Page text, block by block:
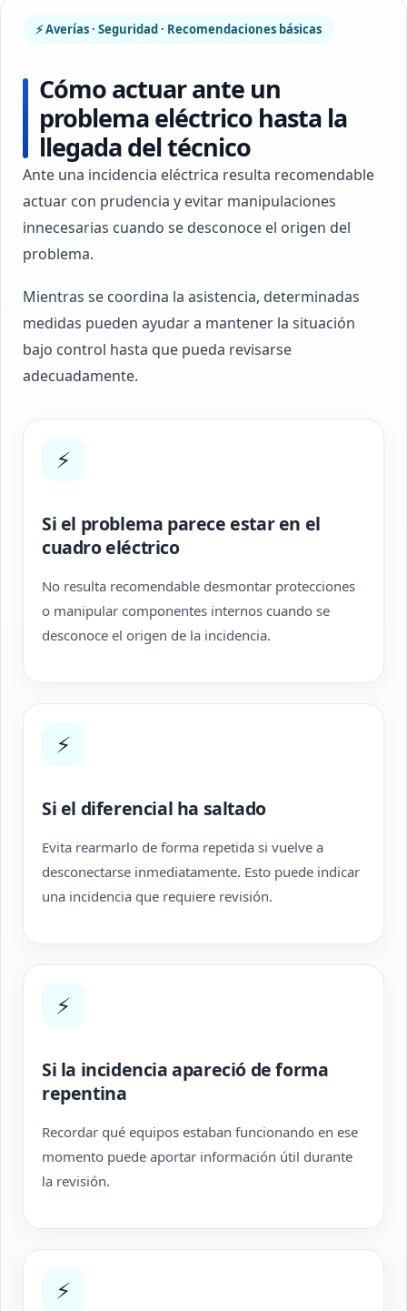
⚡ Averías · Seguridad · Recomendaciones básicas
Cómo actuar ante un
problema eléctrico hasta la
llegada del técnico
Ante una incidencia eléctrica resulta recomendable
actuar con prudencia y evitar manipulaciones
innecesarias cuando se desconoce el origen del
problema.
Mientras se coordina la asistencia, determinadas
medidas pueden ayudar a mantener la situación
bajo control hasta que pueda revisarse
adecuadamente.
⚡
Si el problema parece estar en el
cuadro eléctrico
No resulta recomendable desmontar protecciones
o manipular componentes internos cuando se
desconoce el origen de la incidencia.
⚡
Si el diferencial ha saltado
Evita rearmarlo de forma repetida si vuelve a
desconectarse inmediatamente. Esto puede indicar
una incidencia que requiere revisión.
⚡
Si la incidencia apareció de forma
repentina
Recordar qué equipos estaban funcionando en ese
momento puede aportar información útil durante
la revisión.
⚡